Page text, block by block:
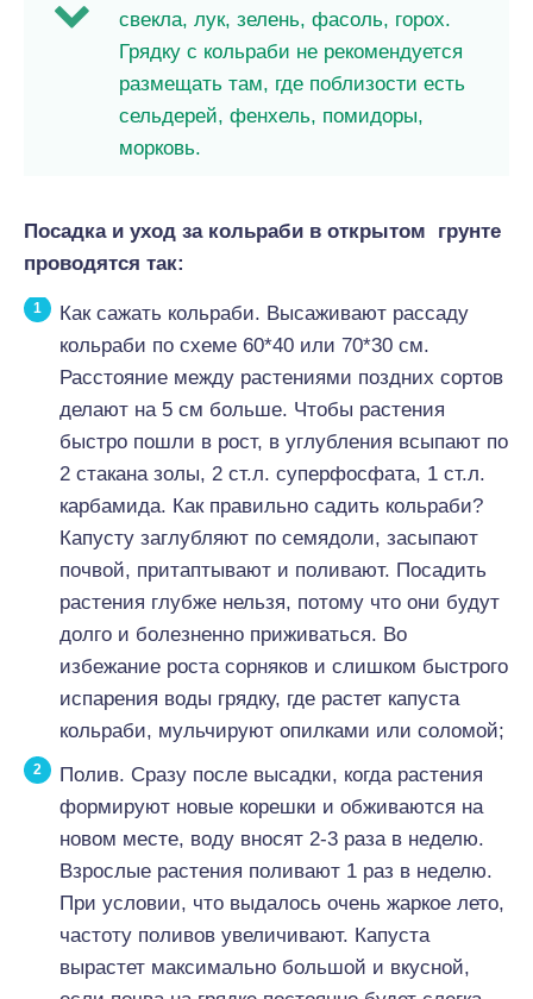
свекла, лук, зелень, фасоль, горох.
Грядку с кольраби не рекомендуется
размещать там, где поблизости есть
сельдерей, фенхель, помидоры,
морковь.
Посадка и уход за кольраби в открытом грунте
проводятся так:
Как сажать кольраби. Высаживают рассаду
кольраби по схеме 60*40 или 70*30 см.
Расстояние между растениями поздних сортов
делают на 5 см больше. Чтобы растения
быстро пошли в рост, в углубления всыпают по
2 стакана золы, 2 ст.л. суперфосфата, 1 ст.л.
карбамида. Как правильно садить кольраби?
Капусту заглубляют по семядоли, засыпают
почвой, притаптывают и поливают. Посадить
растения глубже нельзя, потому что они будут
долго и болезненно приживаться. Во
избежание роста сорняков и слишком быстрого
испарения воды грядку, где растет капуста
кольраби, мульчируют опилками или соломой;
Полив. Сразу после высадки, когда растения
формируют новые корешки и обживаются на
новом месте, воду вносят 2-3 раза в неделю.
Взрослые растения поливают 1 раз в неделю.
При условии, что выдалось очень жаркое лето,
частоту поливов увеличивают. Капуста
вырастет максимально большой и вкусной,